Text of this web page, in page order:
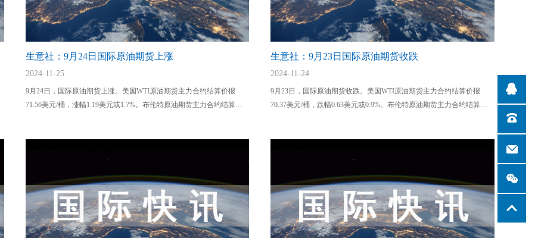
生意社：9月24日国际原油期货上涨
2024-11-25
9月24日，国际原油期货上涨。美国WTI原油期货主力合约结算价报
71.56美元/桶，涨幅1.19美元或1.7%。布伦特原油期货主力合约结算价
生意社：9月23日国际原油期货收跌
2024-11-24
9月23日，国际原油期货收跌。美国WTI原油期货主力合约结算价报
70.37美元/桶，跌幅0.63美元或0.9%。布伦特原油期货主力合约结算价